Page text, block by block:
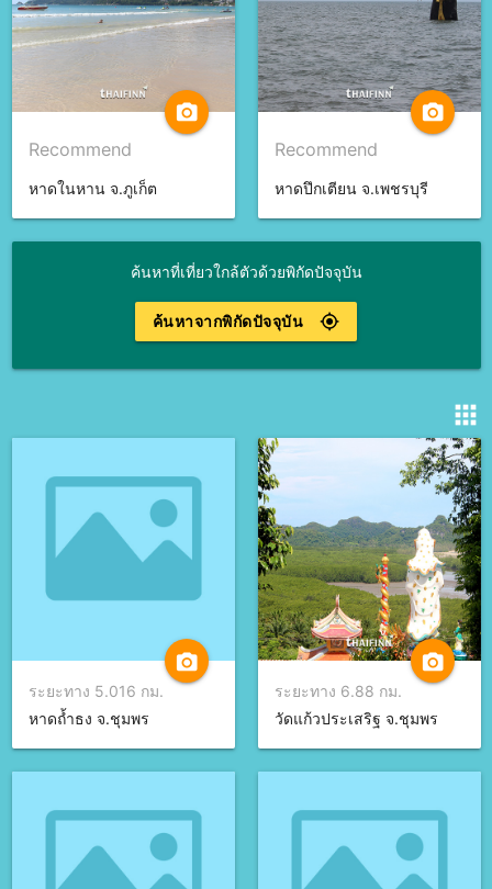
camera_alt
Recommend
หาดในหาน จ.ภูเก็ต
camera_alt
Recommend
หาดปึกเตียน จ.เพชรบุรี
ค้นหาที่เที่ยวใกล้ตัวด้วยพิกัดปัจจุบัน
gps_fixed
ค้นหาจากพิกัดปัจจุบัน
apps
camera_alt
ระยะทาง 5.016 กม.
หาดถ้ำธง จ.ชุมพร
camera_alt
ระยะทาง 6.88 กม.
วัดแก้วประเสริฐ จ.ชุมพร